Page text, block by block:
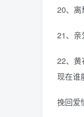
20、离
21、亲
22、黄
现在谁
挽回爱